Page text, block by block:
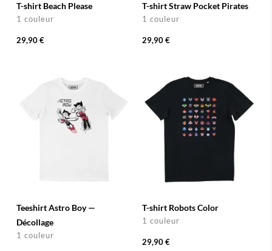
T-shirt Beach Please
1 couleur
29,90 €
T-shirt Straw Pocket Pirates
1 couleur
29,90 €
Teeshirt Astro Boy —
Décollage
1 couleur
T-shirt Robots Color
1 couleur
29,90 €